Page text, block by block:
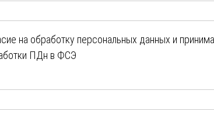
на обработку персональных данных и
ПДн в ФСЭ